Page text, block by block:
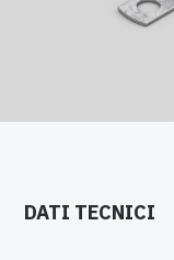
DATI TECNICI